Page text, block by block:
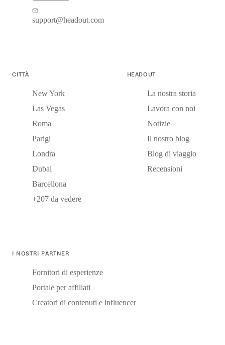
support@headout.com
CITTÀ
New York
Las Vegas
Roma
Parigi
Londra
Dubai
Barcellona
+207 da vedere
HEADOUT
La nostra storia
Lavora con noi
Notizie
Il nostro blog
Blog di viaggio
Recensioni
I NOSTRI PARTNER
Fornitori di esperienze
Portale per affiliati
Creatori di contenuti e influencer